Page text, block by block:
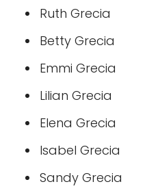
Ruth Grecia
Betty Grecia
Emmi Grecia
Lilian Grecia
Elena Grecia
Isabel Grecia
Sandy Grecia